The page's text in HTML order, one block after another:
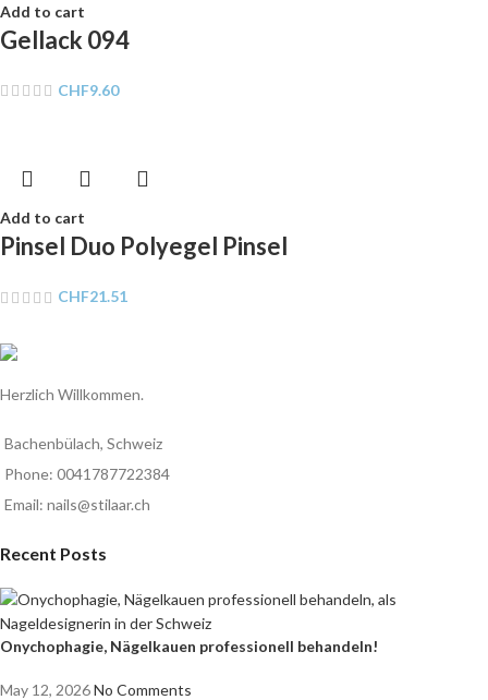
Add to cart
Gellack 094
CHF9.60
Add to cart
Pinsel Duo Polyegel Pinsel
CHF21.51
Herzlich Willkommen.
Bachenbülach, Schweiz
Phone: 0041787722384
Email: nails@stilaar.ch
Recent Posts
Onychophagie, Nägelkauen professionell behandeln!
May 12, 2026No Comments